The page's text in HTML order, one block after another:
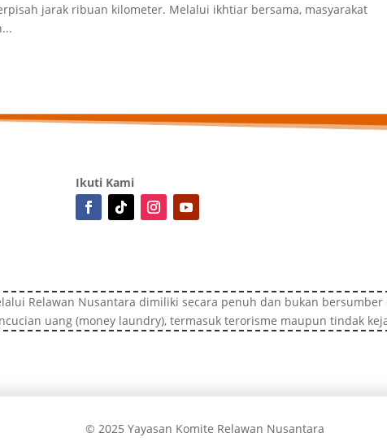
jarak ribuan kilometer. Melalui ikhtiar bersama, masyarakat
Ikuti Kami
Relawan Nusantara dimiliki secara penuh dan bukan
uang (money laundry), termasuk terorisme maupun tindak
© 2025 Yayasan Komite Relawan Nusantara